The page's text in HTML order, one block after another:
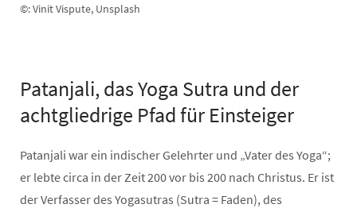
©: Vinit Vispute, Unsplash
Patanjali, das Yoga Sutra und der
achtgliedrige Pfad für Einsteiger
Patanjali war ein indischer Gelehrter und „Vater des Yoga“;
er lebte circa in der Zeit 200 vor bis 200 nach Christus. Er ist
der Verfasser des Yogasutras (Sutra = Faden), des